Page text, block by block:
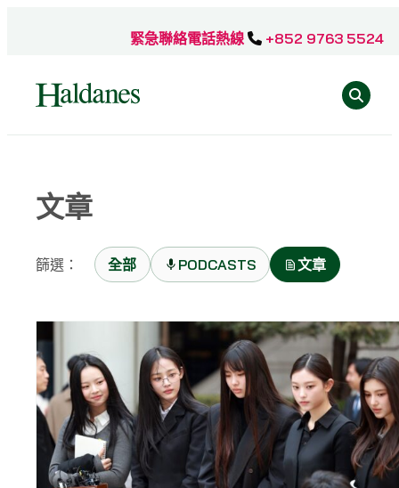
緊急聯絡電話熱線 +852 9763 5524
Home
»
章
2
文章
篩選： 全部 PODCASTS 文章